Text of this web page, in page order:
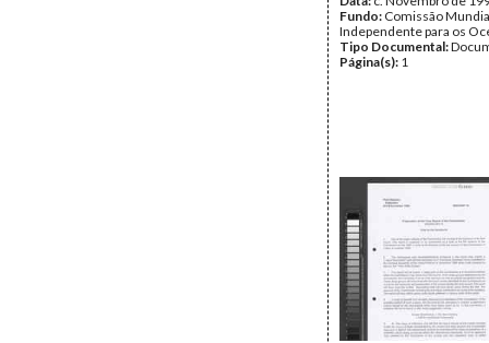
Fundo: Comissão
Independente para os
Tipo Documental:
Página(s): 1